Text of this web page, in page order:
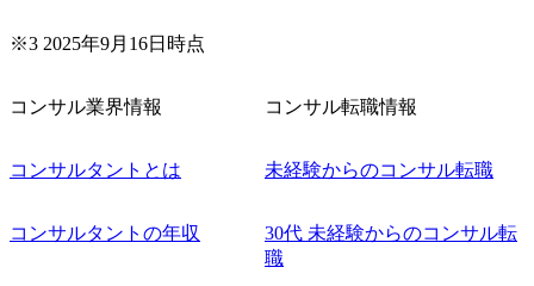
く可能性がございます。 このたび、ファーム経験者の方を
できる機会ですので、ぜひご参加ください。 当日はXspear
名参加する予定です！ ●費用 : 無料 虎ノ門ヒルズ付近 ※詳
している方
※3 2025年9月16日時点
コンサル業界情報
コンサルタントとは
コンサルタントの年収
コンサル転職情報
未経験からのコンサル転職
30代 未経験からのコンサル転
職